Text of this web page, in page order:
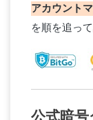
アカウント
を順を追っ